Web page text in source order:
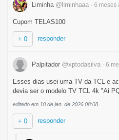
Liminha @liminhaaa - 6 meses
Cupom TELAS100
+ 0 responder
Palpitador @xptodasilva - 6
Esses dias usei uma TV da TCL e
devia ser o modelo TV TCL 4k "Ai
editado em 10 de jan. de 2026 08:08
+ 0 responder